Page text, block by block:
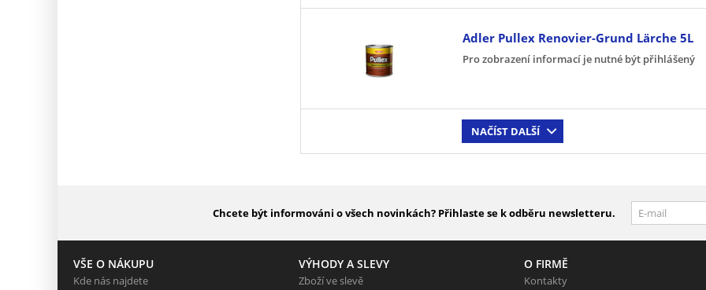
Adler Pullex Renovier-Grund Lärche 5L
Pro zobrazení informací je nutné být přihlášený
NAČÍST DALŠÍ
Chcete být informováni o všech novinkách? Přihlaste se k odběru newsletteru.
VŠE O NÁKUPU
Kde nás najdete
VÝHODY A SLEVY
Zboží ve slevě
O FIRMĚ
Kontakty